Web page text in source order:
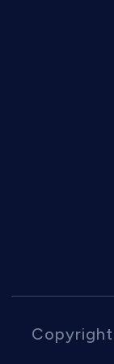
Copyright